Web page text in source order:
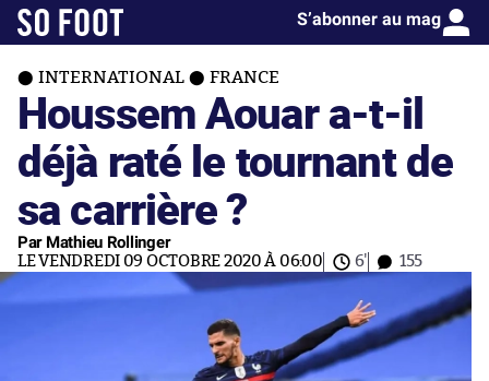
S’abonner au mag
INTERNATIONAL FRANCE
Houssem Aouar a-t-il
déjà raté le tournant de
sa carrière ?
Par Mathieu Rollinger
LE VENDREDI 09 OCTOBRE 2020 À 06:00 6' 155